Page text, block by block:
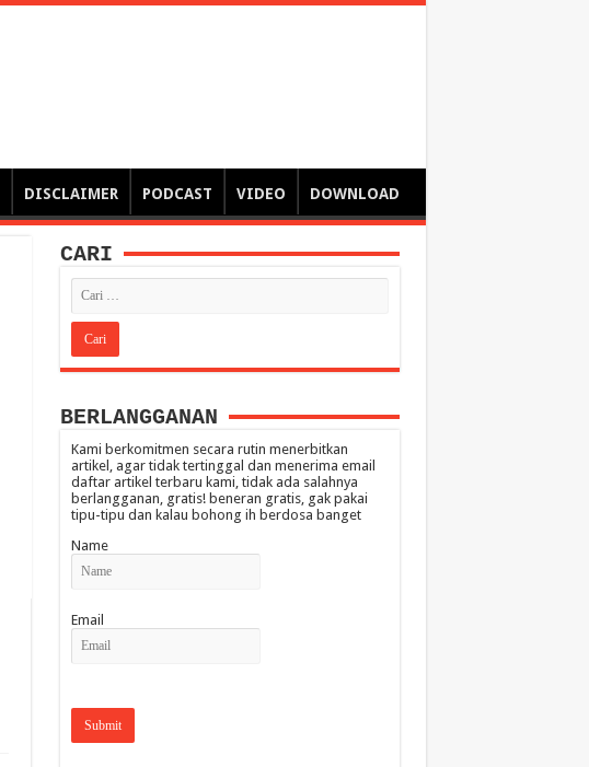
DISCLAIMER PODCAST VIDEO DOWNLOAD
CARI
BERLANGGANAN
Kami berkomitmen secara rutin menerbitkan
artikel, agar tidak tertinggal dan menerima email
daftar artikel terbaru kami, tidak ada salahnya
berlangganan, gratis! beneran gratis, gak pakai
tipu-tipu dan kalau bohong ih berdosa banget
Name
Email